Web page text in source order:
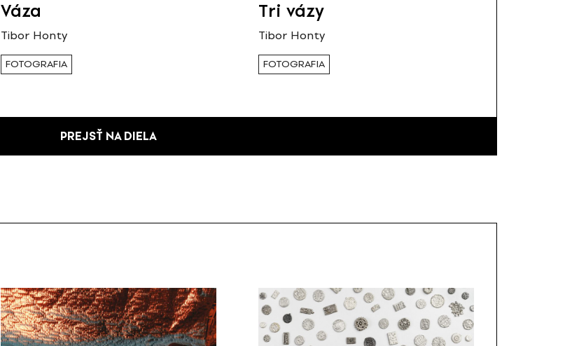
Váza
Tibor Honty
FOTOGRAFIA
Tri vázy
Tibor Honty
FOTOGRAFIA
PREJSŤ NA DIELA